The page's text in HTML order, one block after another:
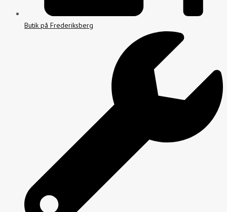
Butik på Frederiksberg